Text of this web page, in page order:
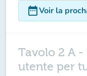
date_rangeVoir la
Tavolo 2 A
utente per